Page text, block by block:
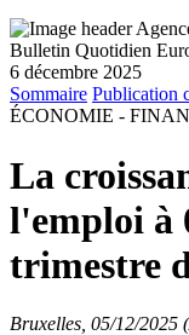
Bulletin Quotidien
6 décembre 2025
Sommaire Publication
ÉCONOMIE -
La
l'emploi à
trimestre
Bruxelles, 05/12/2025